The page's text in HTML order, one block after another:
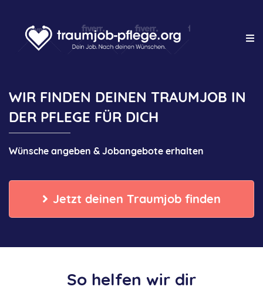
WIR FINDEN DEINEN TRAUMJOB IN
DER PFLEGE FÜR DICH
Wünsche angeben & Jobangebote erhalten
Jetzt deinen Traumjob finden
So helfen wir dir